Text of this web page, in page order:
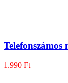
1.990 Ft